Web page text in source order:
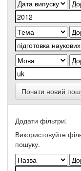
Почати новий
Додати фільтри:
Використовуйте
пошуку.